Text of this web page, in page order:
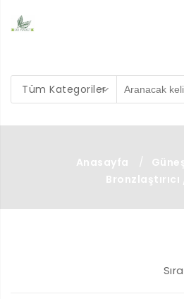
Tüm Kategoriler
Anasayfa /
Bronzlaştırıcı